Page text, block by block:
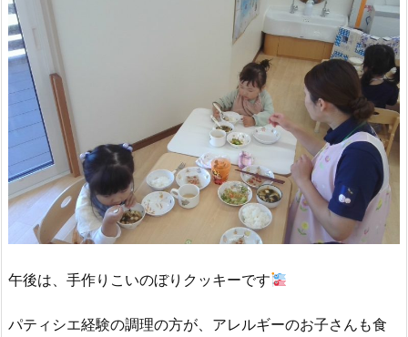
午後は、手作りこいのぼりクッキーです
パティシエ経験の調理の方が、アレルギーのお子さんも食